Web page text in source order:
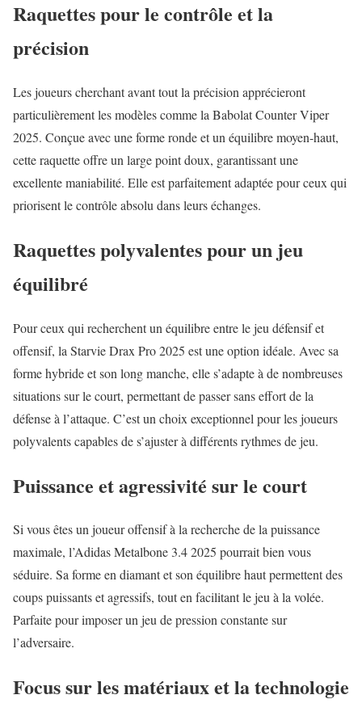
Raquettes pour le contrôle et la
précision
Les joueurs cherchant avant tout la précision apprécieront
particulièrement les modèles comme la Babolat Counter Viper
2025. Conçue avec une forme ronde et un équilibre moyen-haut,
cette raquette offre un large point doux, garantissant une
excellente maniabilité. Elle est parfaitement adaptée pour ceux qui
priorisent le contrôle absolu dans leurs échanges.
Raquettes polyvalentes pour un jeu
équilibré
Pour ceux qui recherchent un équilibre entre le jeu défensif et
offensif, la Starvie Drax Pro 2025 est une option idéale. Avec sa
forme hybride et son long manche, elle s’adapte à de nombreuses
situations sur le court, permettant de passer sans effort de la
défense à l’attaque. C’est un choix exceptionnel pour les joueurs
polyvalents capables de s’ajuster à différents rythmes de jeu.
Puissance et agressivité sur le court
Si vous êtes un joueur offensif à la recherche de la puissance
maximale, l’Adidas Metalbone 3.4 2025 pourrait bien vous
séduire. Sa forme en diamant et son équilibre haut permettent des
coups puissants et agressifs, tout en facilitant le jeu à la volée.
Parfaite pour imposer un jeu de pression constante sur
l’adversaire.
Focus sur les matériaux et la technologie